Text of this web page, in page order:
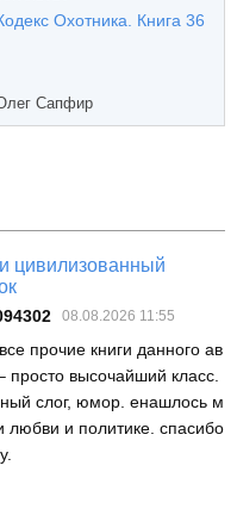
Охотника. Книга 36
Сапфир
цивилизованный
08.08.2026 11:55
прочие книги данного ав
просто высочайший класс.
слог, юмор. енашлось м
любви и политике. спасибо